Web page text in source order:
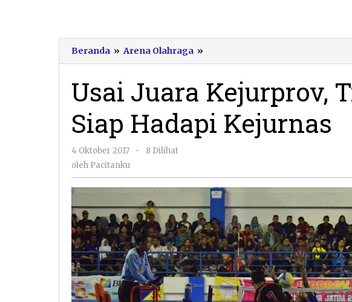
Beranda » Arena Olahraga »
Juara
Tim
Voli
Pacitan
Siap
Usai Juara Kejurprov,
Siap Hadapi Kejurnas
4 Oktober 2017
oleh
-
8 Dilihat
oleh Pacitanku